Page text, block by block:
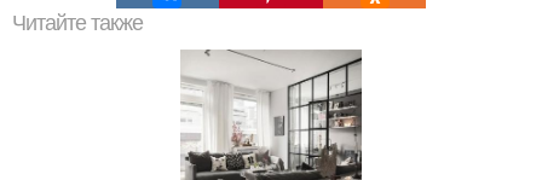
Читайте также